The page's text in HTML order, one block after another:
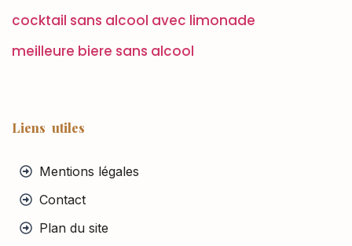
cocktail sans alcool avec limonade
meilleure biere sans alcool
Liens utiles
Mentions légales
Contact
Plan du site